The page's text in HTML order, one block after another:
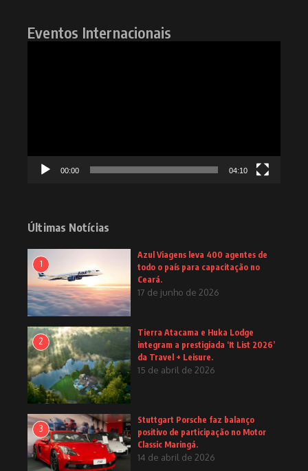
Eventos Internacionais
00:00 04:10
Últimas Notícias
1
Azul Viagens leva 400 agentes de
todo o país para capacitação no
Ceará.
17 de junho de 2026
2
Tierra Atacama e Huka Lodge
integram a prestigiada ‘It List 2026’
da Travel + Leisure.
15 de abril de 2026
3
Stuttgart Porsche faz balanço
positivo de participação no Motor
Classic Maringá.
14 de abril de 2026